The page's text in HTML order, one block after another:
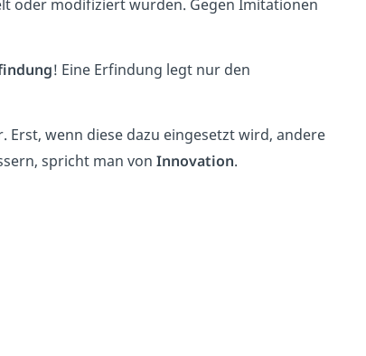
oder modifiziert wurden. Gegen Imitationen
! Eine Erfindung legt nur den
Erst, wenn diese dazu eingesetzt wird, andere
spricht man von Innovation.